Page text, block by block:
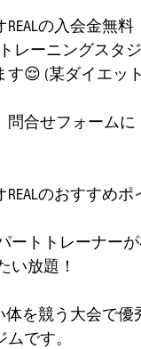
の入会金無料
ーニングスタジ
😌 (某ダイエッ
合せフォーム
REALのおすすめ
ートトレーナー
い放題！
体を競う大会で
です。